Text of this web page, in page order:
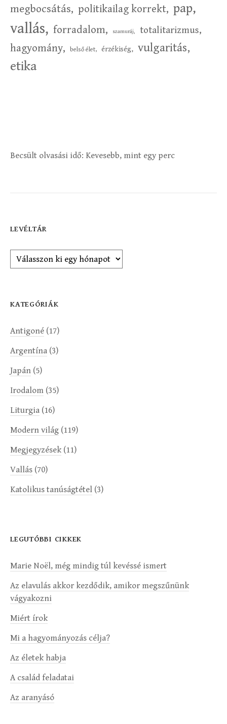
megbocsátás, politikailag korrekt, pap,
vallás, forradalom, szamuráj, totalitarizmus,
hagyomány, belső élet, érzékiség, vulgaritás,
etika
Becsült olvasási idő: Kevesebb, mint egy perc
LEVÉLTÁR
Levéltár
KATEGÓRIÁK
Antigoné (17)
Argentína (3)
Japán (5)
Irodalom (35)
Liturgia (16)
Modern világ (119)
Megjegyzések (11)
Vallás (70)
Katolikus tanúságtétel (3)
LEGUTÓBBI CIKKEK
Marie Noël, még mindig túl kevéssé ismert
Az elavulás akkor kezdődik, amikor megszűnünk
vágyakozni
Miért írok
Mi a hagyományozás célja?
Az életek habja
A család feladatai
Az aranyásó